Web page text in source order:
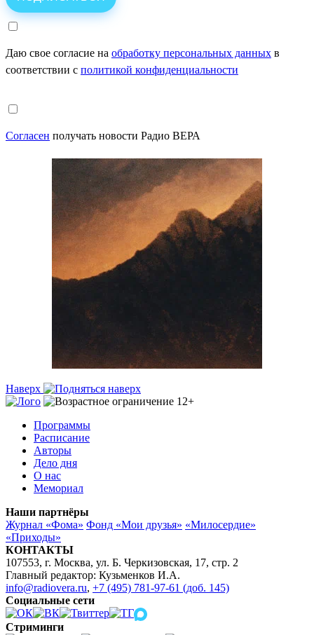
Даю свое согласие на обработку персональных данных в
соответствии с политикой конфиденциальности
Согласен получать новости Радио ВЕРА
Наверх
Программы
Расписание
Авторы
Дело дня
О нас
Мемориал
Наши партнёры
Журнал «Фома» Фонд «Мои друзья» «Милосердие»
«Приходы»
КОНТАКТЫ
107553, г. Москва, ул. Б. Черкизовская, 17, стр. 2
Главный редактор: Кузьменков И.А.
info@radiovera.ru, +7 (495) 781-97-61 (доб. 145)
Социальные сети
Стриминги